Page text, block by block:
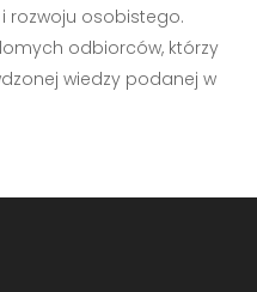
rozwoju osobistego.
odbiorców, którzy
wiedzy podanej w